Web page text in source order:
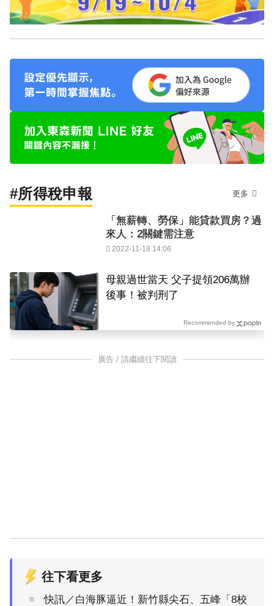
#所得稅申報 更多
「無薪轉、勞保」能貸款買房？過
來人：2關鍵需注意
2022-11-18 14:06
母親過世當天 父子提領206萬辦
後事！被判刑了
Recommended by
廣告 / 請繼續往下閱讀
往下看更多
快訊／白海豚逼近！新竹縣尖石、五峰「8校